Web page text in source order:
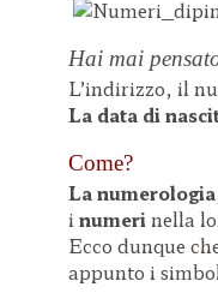
Hai mai
L’indirizzo, il
La data di
Come?
La numerologia
inumerinella
Ecco dunque
appunto i